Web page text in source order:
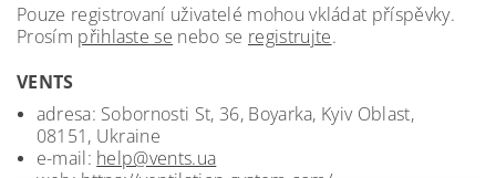
Pouze registrovaní uživatelé mohou vkládat příspěvky.
Prosím přihlaste se nebo se registrujte.
VENTS
adresa: Sobornosti St, 36, Boyarka, Kyiv Oblast,
08151, Ukraine
e-mail: help@vents.ua